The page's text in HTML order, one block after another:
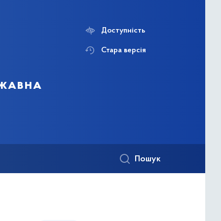
Доступність
Стара версія
Пошук